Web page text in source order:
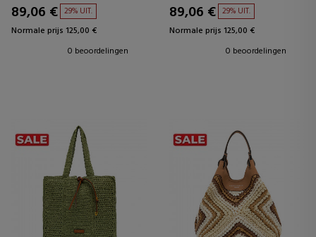
89,06 € 29% UIT.
Normale prijs 125,00 €
0 beoordelingen
89,06 € 29% UIT.
Normale prijs 125,00 €
0 beoordelingen